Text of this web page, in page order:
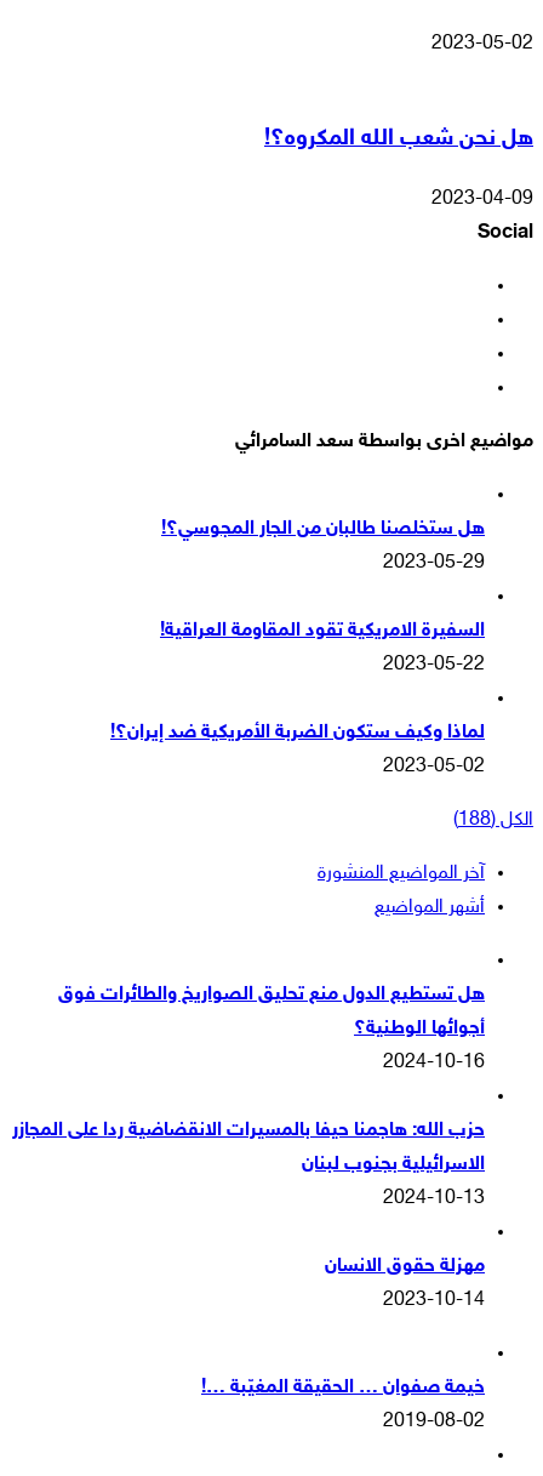
2023-05-02
هل نحن شعب الله المكروه؟!
2023-04-09
Social
مواضيع اخرى بواسطة سعد السامرائي
هل ستخلصنا طالبان من الجار المجوسي؟!
2023-05-29
السفيرة الامريكية تقود المقاومة العراقية!
2023-05-22
لماذا وكيف ستكون الضربة الأمريكية ضد إيران؟!
2023-05-02
الكل (188)
آخر المواضيع المنشورة
أشهر المواضيع
هل تستطيع الدول منع تحليق الصواريخ والطائرات فوق
أجوائها الوطنية؟
2024-10-16
حزب الله: هاجمنا حيفا بالمسيرات الانقضاضية ردا على المجازر
الاسرائيلية بجنوب لبنان
2024-10-13
مهزلة حقوق الانسان
2023-10-14
خيمة صفوان … الحقيقة المغيّبة …!
2019-08-02